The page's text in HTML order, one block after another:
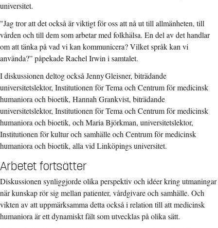
universitet.
"Jag tror att det också är viktigt för oss att nå ut till allmänheten, till
vården och till dem som arbetar med folkhälsa. En del av det handlar
om att tänka på vad vi kan kommunicera? Vilket språk kan vi
använda?” påpekade Rachel Irwin i samtalet.
I diskussionen deltog också Jenny Gleisner, biträdande
universitetslektor, Institutionen för Tema och Centrum för medicinsk
humaniora och bioetik, Hannah Grankvist, biträdande
universitetslektor, Institutionen för Tema och Centrum för medicinsk
humaniora och bioetik, och Maria Björkman, universitetslektor,
Institutionen för kultur och samhälle och Centrum för medicinsk
humaniora och bioetik, alla vid Linköpings universitet.
Arbetet fortsätter
Diskussionen synliggjorde olika perspektiv och idéer kring utmaningar
när kunskap rör sig mellan patienter, vårdgivare och samhälle. Och
vikten av att uppmärksamma detta också i relation till att medicinsk
humaniora är ett dynamiskt fält som utvecklas på olika sätt.